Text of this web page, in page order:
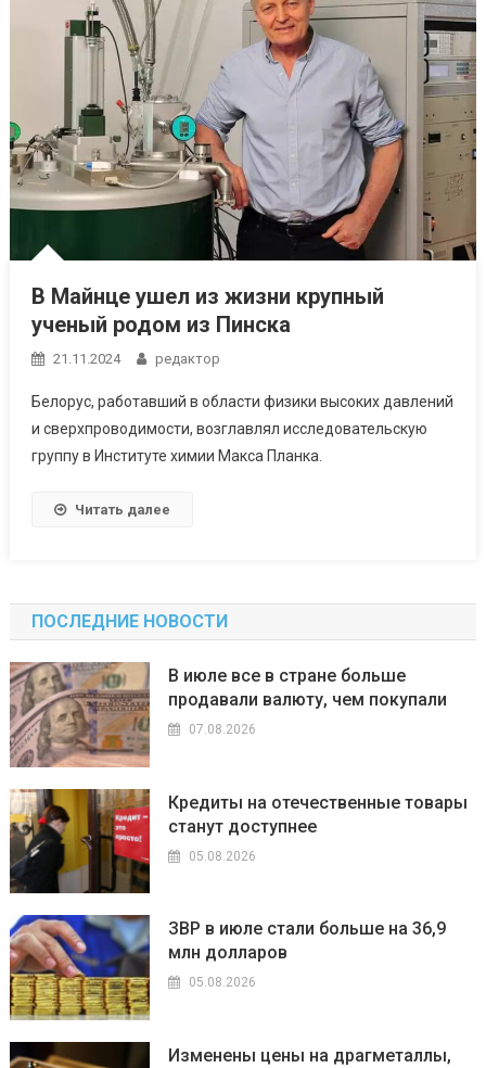
В Майнце ушел из жизни крупный
ученый родом из Пинска
21.11.2024 редактор
Белорус, работавший в области физики высоких давлений
и сверхпроводимости, возглавлял исследовательскую
группу в Институте химии Макса Планка.
Читать далее
ПОСЛЕДНИЕ НОВОСТИ
В июле все в стране больше
продавали валюту, чем покупали
07.08.2026
Кредиты на отечественные товары
станут доступнее
05.08.2026
ЗВР в июле стали больше на 36,9
млн долларов
05.08.2026
Изменены цены на драгметаллы,